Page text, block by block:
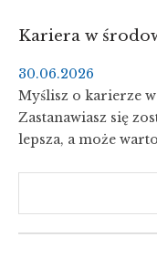
Kariera w
30.06.2026
Myślisz o karierze
Zastanawiasz się
lepsza, a może